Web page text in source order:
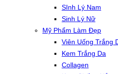
SInh Lý Nam
Sinh Lý Nữ
Mỹ Phẩm Làm Đẹp
Viên Uống Trắng
Kem Trắng Da
Collagen